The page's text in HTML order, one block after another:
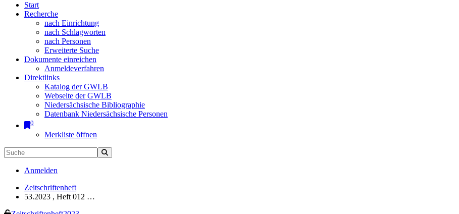
Start
Recherche
nach Einrichtung
nach Schlagworten
nach Personen
Erweiterte Suche
Dokumente einreichen
Anmeldeverfahren
Direktlinks
Katalog der GWLB
Webseite der GWLB
Niedersächsische Bibliographie
Datenbank Niedersächsische Personen
0
Merkliste öffnen
Anmelden
Zeitschriftenheft
53.2023 , Heft 012 …